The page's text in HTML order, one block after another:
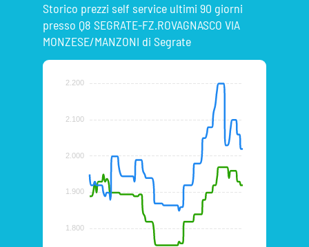
Storico prezzi self service ultimi 90 giorni
presso Q8 SEGRATE-FZ.ROVAGNASCO VIA
MONZESE/MANZONI di Segrate